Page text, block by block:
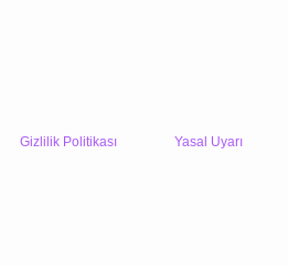
Gizlilik Politikası Yasal Uyarı